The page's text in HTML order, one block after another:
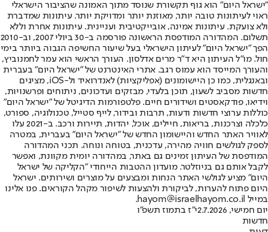
"ישראל היום" הוא גוף תקשורת שנוסד מתוך האמונה שהציבור הישראלי
ראוי לעיתונות טובה יותר, מאוזנת יותר ומדויקת יותר. עיתונות שמדברת
ולא צועקת. עיתונות אמינה, אובייקטיבית ועניינית. עיתונות אחרת וללא
תשלום. המהדורה המודפסת הראשונה פורסמה ב-30 ביולי 2007, וב-2010
הפך "ישראל היום" לעיתון הישראלי בעל שיעור החשיפה הגבוה ביותר בימי
חול. מו"ל העיתון היא ד"ר מרים אדלסון. העורך הראשי הוא עמר לחמנוביץ,
והעורך המייסד הוא עמוס רגב. אתרי האינטרנט של "ישראל היום" בעברית
ובאנגלית, כמו כן היישומונים (אפליקציות) לאנדרואיד ול-iOS, מציגים
חדשות מסביב לשעון, תוכן בלעדי, מבזקים ועדכונים, ניתוחים ופרשנויות,
וידיאו, פודקאסטים ושידורים חיים. פלטפורמות הדיגיטל של "ישראל היום"
כוללות ערוצי חדשות ודעות, תרבות ובידור, לייף סטייל, טכנולוגיה, ספורט,
כלכלה וצרכנות, בריאות, חיילים, אוכל, יהדות, תיירות ורכב. ב-2021 עלו
לאוויר האתר החדש והיישומון החדש של "ישראל היום" בעברית, במטרה
לספק לגולשים חוויה מהירה, עדכנית, בטוחה ונוחה. תכני המהדורה
המודפסת של העיתון זמינים גם באתר, במהדורה יומית מקוונת, ואפשר
לקבל אותם גם בניוזלטר. מועדון ההטבות הייחודי "הקליקה של ישראל
היום" מציע לגולשי האתר הנחות ומבצעים על מוצרים ושירותים. ישראל
היום פתוח להערות, לביקורת ולהצעות לשיפור מקהל הקוראים. פנו אלינו
במייל hayom@israelhayom.co.il.
יום חמישי, 2.7.2026
י"ז בתמוז תשפ"ו
חדשות